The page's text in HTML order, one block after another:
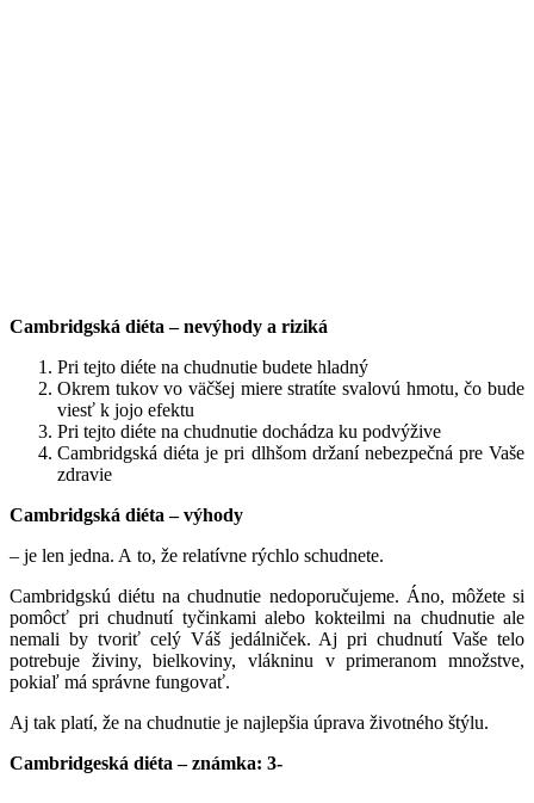
Cambridgská diéta – nevýhody a riziká
Pri tejto diéte na chudnutie budete hladný
Okrem tukov vo väčšej miere stratíte svalovú hmotu, čo bude
viesť k jojo efektu
Pri tejto diéte na chudnutie dochádza ku podvýžive
Cambridgská diéta je pri dlhšom držaní nebezpečná pre Vaše
zdravie
Cambridgská diéta – výhody
– je len jedna. A to, že relatívne rýchlo schudnete.
Cambridgskú diétu na chudnutie nedoporučujeme. Áno, môžete si
pomôcť pri chudnutí tyčinkami alebo kokteilmi na chudnutie ale
nemali by tvoriť celý Váš jedálniček. Aj pri chudnutí Vaše telo
potrebuje živiny, bielkoviny, vlákninu v primeranom množstve,
pokiaľ má správne fungovať.
Aj tak platí, že na chudnutie je najlepšia úprava životného štýlu.
Cambridgeská diéta – známka: 3-